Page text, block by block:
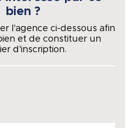
bien ?
l'agence ci-dessous afin
et de constituer un
d'inscription.